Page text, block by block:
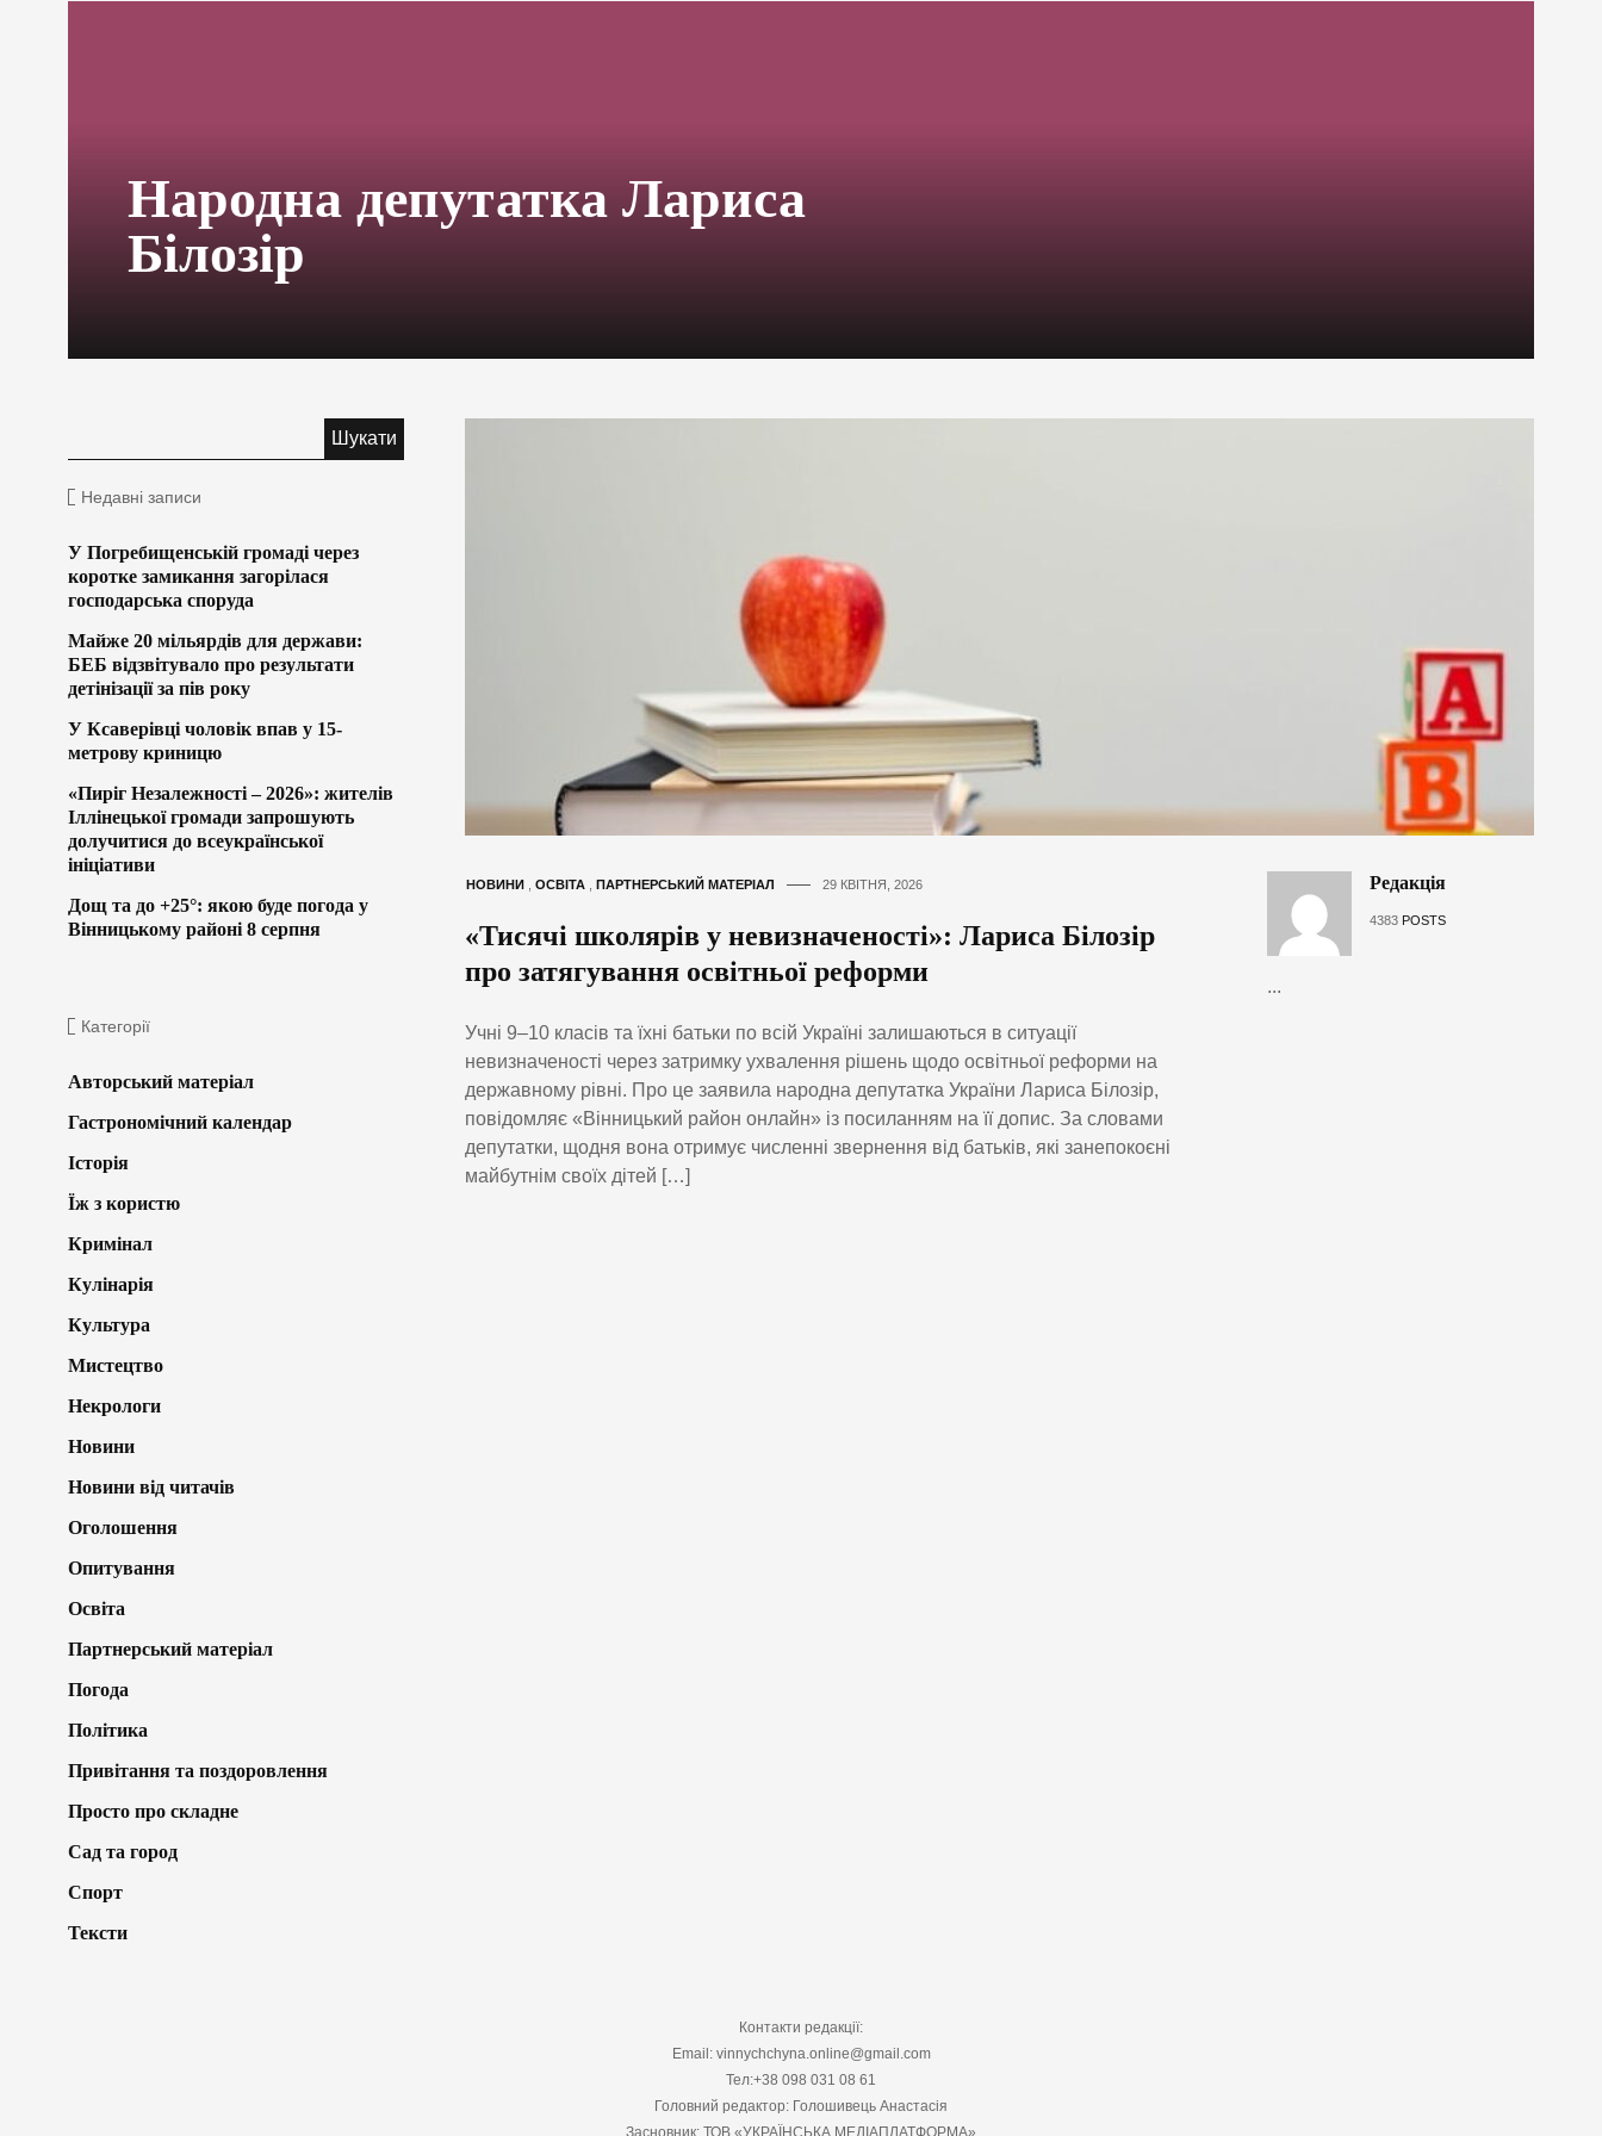
Народна депутатка Лариса
Білозір
НОВИНИ, ОСВІТА, ПАРТНЕРСЬКИЙ МАТЕРІАЛ 29 КВІТНЯ, 2026
«Тисячі школярів у невизначеності»: Лариса Білозір
про затягування освітньої реформи
Учні 9–10 класів та їхні батьки по всій Україні залишаються в ситуації
невизначеності через затримку ухвалення рішень щодо освітньої реформи на
державному рівні. Про це заявила народна депутатка України Лариса Білозір,
повідомляє «Вінницький район онлайн» із посиланням на її допис. За словами
депутатки, щодня вона отримує численні звернення від батьків, які занепокоєні
майбутнім своїх дітей […]
Редакція
4383 POSTS
...
Недавні записи
У Погребищенській громаді через
коротке замикання загорілася
господарська споруда
Майже 20 мільярдів для держави:
БЕБ відзвітувало про результати
детінізації за пів року
У Ксаверівці чоловік впав у 15-
метрову криницю
«Пиріг Незалежності – 2026»: жителів
Іллінецької громади запрошують
долучитися до всеукраїнської
ініціативи
Дощ та до +25°: якою буде погода у
Вінницькому районі 8 серпня
Категорії
Авторський матеріал
Гастрономічний календар
Історія
Їж з користю
Кримінал
Кулінарія
Культура
Мистецтво
Некрологи
Новини
Новини від читачів
Оголошення
Опитування
Освіта
Партнерський матеріал
Погода
Політика
Привітання та поздоровлення
Просто про складне
Сад та город
Спорт
Тексти
Контакти редакції:
Email: vinnychchyna.online@gmail.com
Тел:+38 098 031 08 61
Головний редактор: Голошивець Анастасія
Засновник: ТОВ «УКРАЇНСЬКА МЕДІАПЛАТФОРМА»